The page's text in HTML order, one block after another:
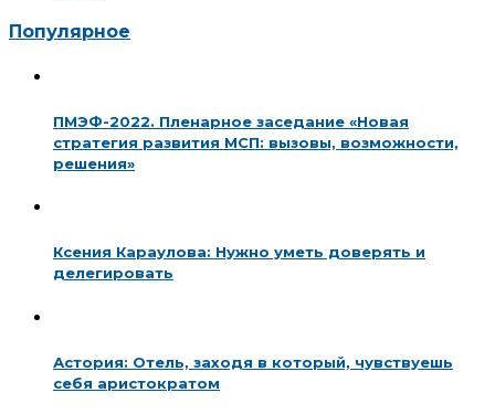
Популярное
ПМЭФ-2022. Пленарное заседание «Новая
стратегия развития МСП: вызовы, возможности,
решения»
Ксения Караулова: Нужно уметь доверять и
делегировать
Астория: Отель, заходя в который, чувствуешь
себя аристократом